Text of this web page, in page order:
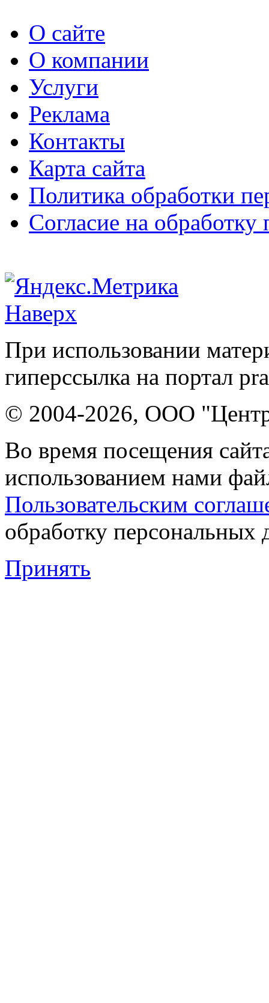
О сайте
О компании
Услуги
Реклама
Контакты
Карта сайта
Политика обработки
Согласие на
Наверх
При использовании
гиперссылка на портал
© 2004-2026, ООО "Центр
Во время посещения
использованием нами
Пользовательским
обработку персональных
Принять